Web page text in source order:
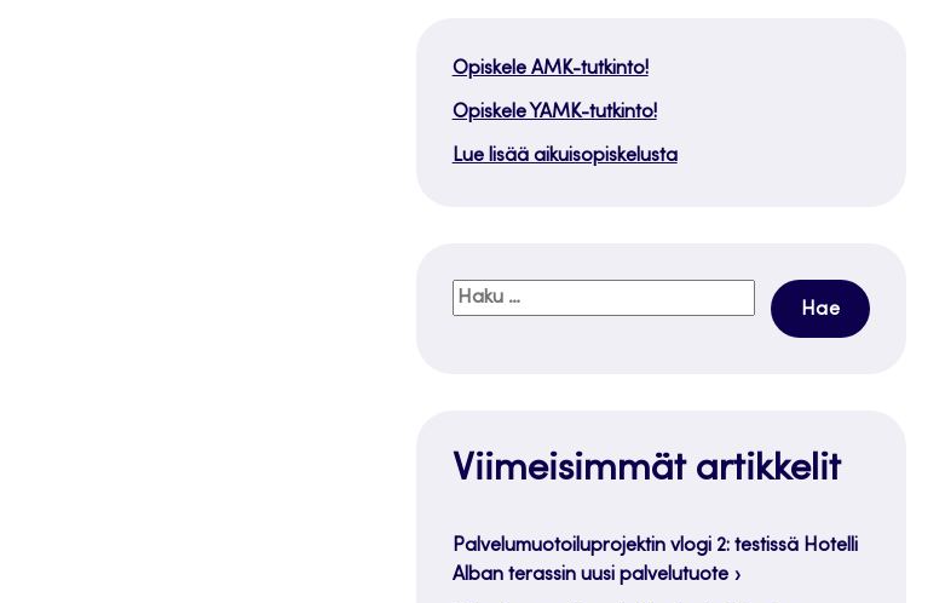
Opiskele AMK-tutkinto!
Opiskele YAMK-tutkinto!
Lue lisää aikuisopiskelusta
Haku:
Viimeisimmät artikkelit
Palvelumuotoiluprojektin vlogi 2: testissä Hotelli
Alban terassin uusi palvelutuote